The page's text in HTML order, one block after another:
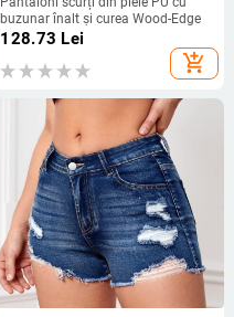
buzunar înalt și curea Wood-Edge
128.73 Lei
add_shopping_cart